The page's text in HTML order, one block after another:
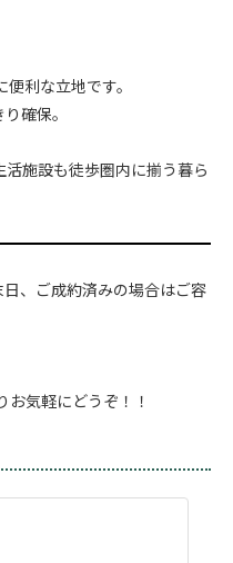
利な立地です。
確保。
施設も徒歩圏内に揃う暮ら
、ご成約済みの場合はご容
お気軽にどうぞ！！